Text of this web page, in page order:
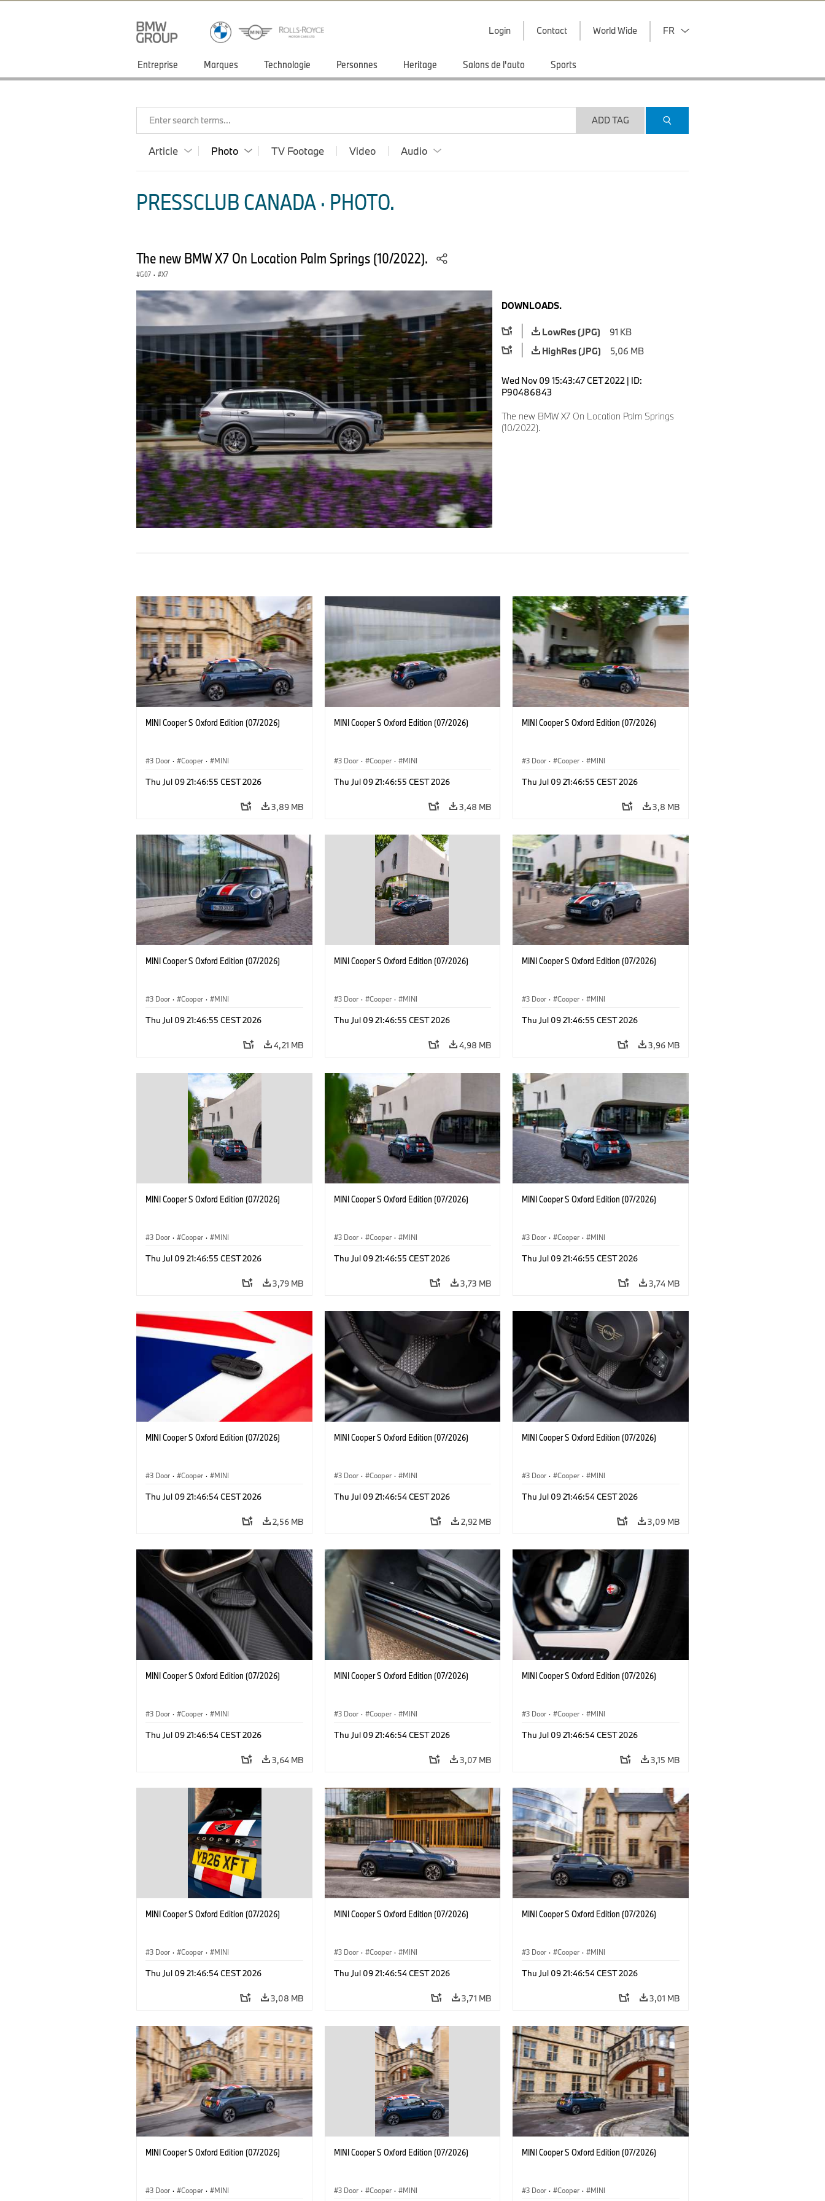
Login Contact World Wide FR
Entreprise Marques Technologie Personnes Heritage Salons de l'auto Sports
Enter search terms... ADD TAG
Article Photo TV Footage Video Audio
PRESSCLUB CANADA · PHOTO.
The new BMW X7 On Location Palm Springs (10/2022).
G07 · X7
DOWNLOADS.
LowRes (JPG)
91 KB
HighRes (JPG)
5,06 MB
Wed Nov 09 15:43:47 CET 2022 | ID:
P90486843
The new BMW X7 On Location Palm Springs
(10/2022).
MINI Cooper S Oxford Edition (07/2026)
3 Door · Cooper · MINI
Thu Jul 09 21:46:55 CEST 2026
3,89 MB
MINI Cooper S Oxford Edition (07/2026)
3 Door · Cooper · MINI
Thu Jul 09 21:46:55 CEST 2026
3,48 MB
MINI Cooper S Oxford Edition (07/2026)
3 Door · Cooper · MINI
Thu Jul 09 21:46:55 CEST 2026
3,8 MB
MINI Cooper S Oxford Edition (07/2026)
3 Door · Cooper · MINI
Thu Jul 09 21:46:55 CEST 2026
4,21 MB
MINI Cooper S Oxford Edition (07/2026)
3 Door · Cooper · MINI
Thu Jul 09 21:46:55 CEST 2026
4,98 MB
MINI Cooper S Oxford Edition (07/2026)
3 Door · Cooper · MINI
Thu Jul 09 21:46:55 CEST 2026
3,96 MB
MINI Cooper S Oxford Edition (07/2026)
3 Door · Cooper · MINI
Thu Jul 09 21:46:55 CEST 2026
3,79 MB
MINI Cooper S Oxford Edition (07/2026)
3 Door · Cooper · MINI
Thu Jul 09 21:46:55 CEST 2026
3,73 MB
MINI Cooper S Oxford Edition (07/2026)
3 Door · Cooper · MINI
Thu Jul 09 21:46:55 CEST 2026
3,74 MB
MINI Cooper S Oxford Edition (07/2026)
3 Door · Cooper · MINI
Thu Jul 09 21:46:54 CEST 2026
2,56 MB
MINI Cooper S Oxford Edition (07/2026)
3 Door · Cooper · MINI
Thu Jul 09 21:46:54 CEST 2026
2,92 MB
MINI Cooper S Oxford Edition (07/2026)
3 Door · Cooper · MINI
Thu Jul 09 21:46:54 CEST 2026
3,09 MB
MINI Cooper S Oxford Edition (07/2026)
3 Door · Cooper · MINI
Thu Jul 09 21:46:54 CEST 2026
3,64 MB
MINI Cooper S Oxford Edition (07/2026)
3 Door · Cooper · MINI
Thu Jul 09 21:46:54 CEST 2026
3,07 MB
MINI Cooper S Oxford Edition (07/2026)
3 Door · Cooper · MINI
Thu Jul 09 21:46:54 CEST 2026
3,15 MB
MINI Cooper S Oxford Edition (07/2026)
3 Door · Cooper · MINI
Thu Jul 09 21:46:54 CEST 2026
3,08 MB
MINI Cooper S Oxford Edition (07/2026)
3 Door · Cooper · MINI
Thu Jul 09 21:46:54 CEST 2026
3,71 MB
MINI Cooper S Oxford Edition (07/2026)
3 Door · Cooper · MINI
Thu Jul 09 21:46:54 CEST 2026
3,01 MB
MINI Cooper S Oxford Edition (07/2026)
3 Door · Cooper · MINI
MINI Cooper S Oxford Edition (07/2026)
3 Door · Cooper · MINI
MINI Cooper S Oxford Edition (07/2026)
3 Door · Cooper · MINI